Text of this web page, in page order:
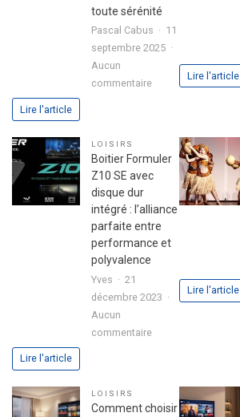
motivation
toute sérénité
Pascal Cabus
11
septembre 2025
Aucun
commentairesur
réussir
son
premier
investissement
immobilier
en
toute
Lire l'article
Lire l'article
LOISIRS
Boitier Formuler
Z10 SE avec
disque dur
intégré : l’alliance
parfaite entre
performance et
polyvalence
Yves
21
décembre 2023
Aucun
commentairesur
SE
Lire l'article
Lire l'article
LOISIRS
Comment choisir